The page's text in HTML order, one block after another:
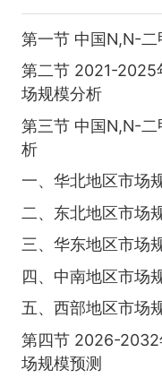
第一节 中国N,N-
第二节 2021-2025
场规模分析
第三节 中国N,N-
析
一、华北地区市场
二、东北地区市场
三、华东地区市场
四、中南地区市场
五、西部地区市场
第四节 2026-2032
场规模预测